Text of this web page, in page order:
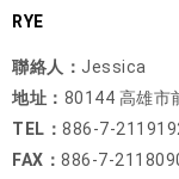
RYE
聯絡人： Jessica
地址： 80144 高雄市
TEL： 886-7-
FAX： 886-7-